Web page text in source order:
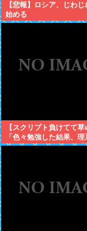
【悲報】ロシア、じわじ
始める
【スクリプト負けてて草
「色々勉強した結果、
エラー品だと気付いた【